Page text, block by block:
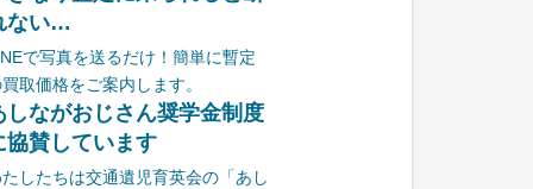
ない…
で写真を送るだけ！簡単に暫定
取価格をご案内します。
しながおじさん奨学金制度
協賛しています
たしたちは交通遺児育英会の「あし